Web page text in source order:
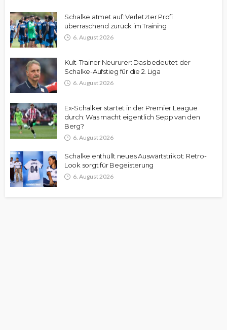
Schalke atmet auf: Verletzter Profi
überraschend zurück im Training
6. August 2026
Kult-Trainer Neururer: Das bedeutet der
Schalke-Aufstieg für die 2. Liga
6. August 2026
Ex-Schalker startet in der Premier League
durch: Was macht eigentlich Sepp van den
Berg?
6. August 2026
Schalke enthüllt neues Auswärtstrikot: Retro-
Look sorgt für Begeisterung
6. August 2026